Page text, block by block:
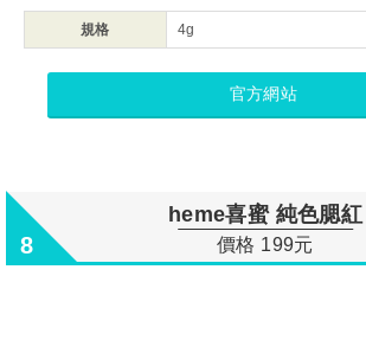
規格 4g
官方網站
8
heme喜蜜 純色腮紅
價格 199元